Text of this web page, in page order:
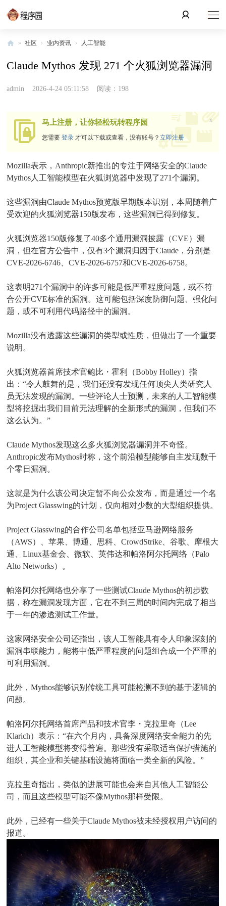
园
» 社区 › 业内资讯 › 人工智能
Claude Mythos 发现 271 个火狐浏览器漏洞
admin 2026-4-24 05:11:58 阅读：198
马上注册，让你轻松玩转程序园
您需要登录 才可以下载或查看，没有账号？立即注册
x
Mozilla表示，Anthropic新推出的专注于网络安全的Claude
Mythos人工智能模型在火狐浏览器中发现了271个漏洞。
这些漏洞由Claude Mythos预览版早期版本识别，本周随着广
受欢迎的火狐浏览器150版发布，这些漏洞已得到修复。
火狐浏览器150版修复了40多个通用漏洞披露（CVE）漏
洞，但在官方公告中，仅有3个漏洞归因于Claude，分别是
CVE-2026-6746、CVE-2026-6757和CVE-2026-6758。
这表明271个漏洞中的许多可能是低严重程度问题，或不符
合公开CVE标准的漏洞。这可能包括深度防御问题、强化问
题，或不可利用代码路径中的漏洞。
Mozilla没有透露这些漏洞的类型或性质，但做出了一个重要
说明。
火狐浏览器首席技术官鲍比・霍利（Bobby Holley）指
出：“令人鼓舞的是，我们还没有发现任何顶尖人类研究人
员无法发现的漏洞。一些评论人士预测，未来的人工智能模
型将挖掘出我们目前无法理解的全新形式的漏洞，但我们不
这么认为。”
Claude Mythos发现这么多火狐浏览器漏洞并不奇怪。
Anthropic发布Mythos时称，这个前沿模型能够自主发现数千
个零日漏洞。
这就是为什么该公司决定暂不向公众发布，而是通过一个名
为Project Glasswing的计划，仅向相对少数的大型组织提供。
Project Glasswing的合作公司名单包括亚马逊网络服务
（AWS）、苹果、博通、思科、CrowdStrike、谷歌、摩根大
通、Linux基金会、微软、英伟达和帕洛阿尔托网络（Palo
Alto Networks）。
帕洛阿尔托网络也分享了一些测试Claude Mythos的初步数
据，称在漏洞发现方面，它在不到三周的时间内完成了相当
于一年的渗透测试工作量。
这家网络安全公司还指出，该人工智能具有令人印象深刻的
漏洞串联能力，能将中低严重程度的问题组合成一个严重的
可利用漏洞。
此外，Mythos能够识别传统工具可能检测不到的基于逻辑的
问题。
帕洛阿尔托网络首席产品和技术官李・克拉里奇（Lee
Klarich）表示：“在六个月内，具备深度网络安全能力的先
进人工智能模型将变得普遍。那些没有采取适当保护措施的
组织，其企业和关键基础设施将面临一类全新的风险。”
克拉里奇指出，类似的进展可能也会来自其他人工智能公
司，而且这些模型可能不像Mythos那样受限。
此外，已经有一些关于Claude Mythos被未经授权用户访问的
报道。